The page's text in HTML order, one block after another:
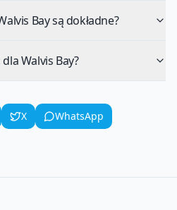
Bay są dokładne?
Walvis Bay?
X
WhatsApp